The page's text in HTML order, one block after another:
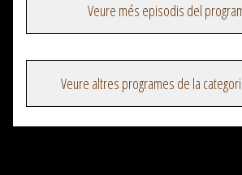
Veure més episodis del
Veure altres programes de la